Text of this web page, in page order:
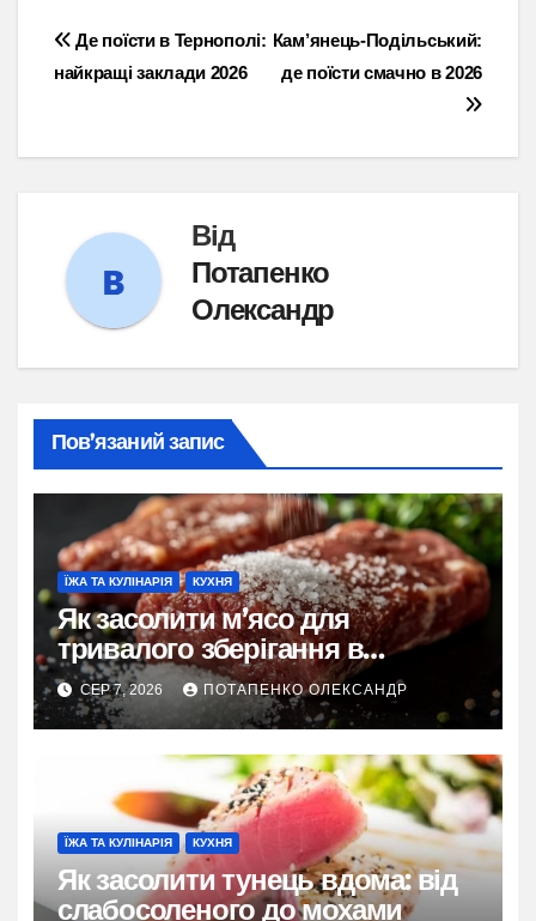
Навігація
записів
Кам’янець-Подільський:
де поїсти смачно в 2026
Де поїсти в Тернополі:
найкращі заклади 2026
Від
Потапенко
Олександр
Пов’язаний запис
ЇЖА ТА КУЛІНАРІЯ КУХНЯ
Як засолити м’ясо для
тривалого зберігання в
домашніх умовах
СЕР 7, 2026 ПОТАПЕНКО ОЛЕКСАНДР
ЇЖА ТА КУЛІНАРІЯ КУХНЯ
Як засолити тунець вдома: від
слабосоленого до мохами